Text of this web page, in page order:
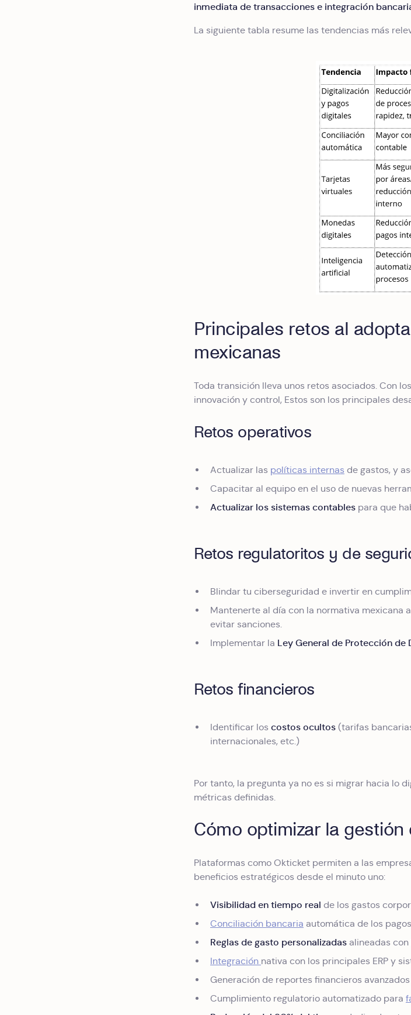
inmediata de transacciones e integración
La siguiente tabla resume las tendencias más
Principales retos al
mexicanas
Toda transición lleva unos retos asociados. Con
innovación y control, Estos son los principales
Retos operativos
Actualizar las políticas internas de gastos, y
Capacitar al equipo en el uso de nuevas
Actualizar los sistemas contables para que
Retos regulatoritos y de
Blindar tu ciberseguridad e invertir en
Mantenerte al día con la normativa mexicana
evitar sanciones.
Implementar la Ley General de Protección de
Retos financieros
Identificar los costos ocultos (tarifas
internacionales, etc.)
Por tanto, la pregunta ya no es si migrar hacia lo
métricas definidas.
Cómo optimizar la
Plataformas como Okticket permiten a las
beneficios estratégicos desde el minuto uno:
Visibilidad en tiempo real de los gastos
Conciliación bancaria automática de los
Reglas de gasto personalizadas alineadas
Integración nativa con los principales ERP y
Generación de reportes financieros
Cumplimiento regulatorio automatizado para